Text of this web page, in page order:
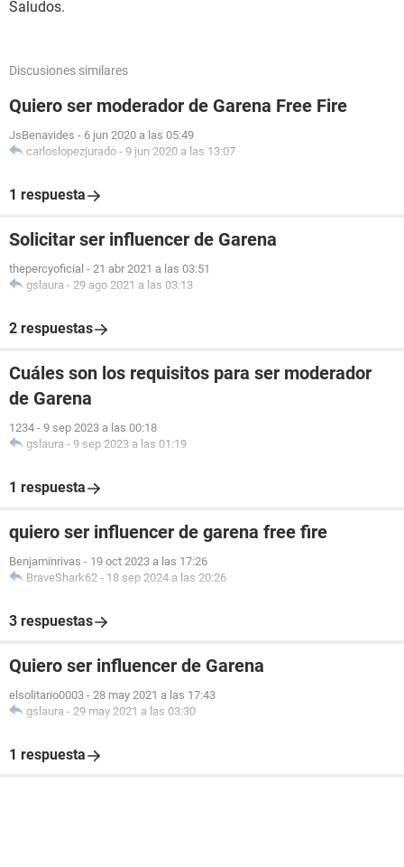
Saludos.
Discusiones similares
Quiero ser moderador de Garena Free Fire
JsBenavides - 6 jun 2020 a las 05:49
carloslopezjurado - 9 jun 2020 a las 13:07
1 respuesta
Solicitar ser influencer de Garena
thepercyoficial - 21 abr 2021 a las 03:51
gslaura - 29 ago 2021 a las 03:13
2 respuestas
Cuáles son los requisitos para ser moderador
de Garena
1234 - 9 sep 2023 a las 00:18
gslaura - 9 sep 2023 a las 01:19
1 respuesta
quiero ser influencer de garena free fire
Benjaminrivas - 19 oct 2023 a las 17:26
BraveShark62 - 18 sep 2024 a las 20:26
3 respuestas
Quiero ser influencer de Garena
elsolitario0003 - 28 may 2021 a las 17:43
gslaura - 29 may 2021 a las 03:30
1 respuesta